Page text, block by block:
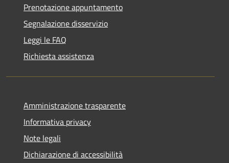
Prenotazione appuntamento
Segnalazione disservizio
Leggi le FAQ
Richiesta assistenza
Amministrazione trasparente
Informativa privacy
Note legali
Dichiarazione di accessibilità